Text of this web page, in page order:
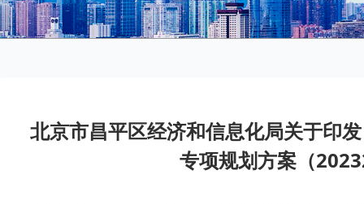
北京市昌平区经济和信息化局关于印
专项规划方案（